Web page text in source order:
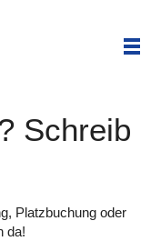
Schreib
Platzbuchung oder
da!